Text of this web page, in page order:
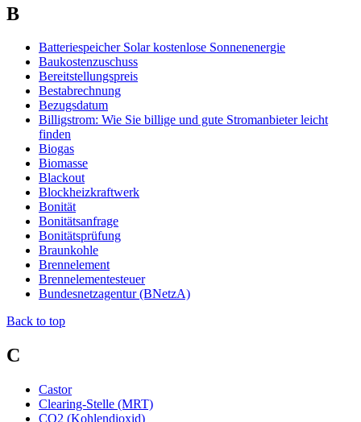
B
Batteriespeicher Solar kostenlose Sonnenenergie
Baukostenzuschuss
Bereitstellungspreis
Bestabrechnung
Bezugsdatum
Billigstrom: Wie Sie billige und gute Stromanbieter leicht
finden
Biogas
Biomasse
Blackout
Blockheizkraftwerk
Bonität
Bonitätsanfrage
Bonitätsprüfung
Braunkohle
Brennelement
Brennelementesteuer
Bundesnetzagentur (BNetzA)
Back to top
C
Castor
Clearing-Stelle (MRT)
CO2 (Kohlendioxid)